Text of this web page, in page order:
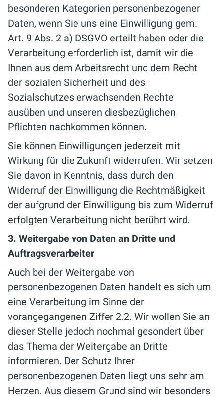
besonderen Kategorien personenbezogener
Daten, wenn Sie uns eine Einwilligung gem.
Art. 9 Abs. 2 a) DSGVO erteilt haben oder die
Verarbeitung erforderlich ist, damit wir die
Ihnen aus dem Arbeitsrecht und dem Recht
der sozialen Sicherheit und des
Sozialschutzes erwachsenden Rechte
ausüben und unseren diesbezüglichen
Pflichten nachkommen können.
Sie können Einwilligungen jederzeit mit
Wirkung für die Zukunft widerrufen. Wir setzen
Sie davon in Kenntnis, dass durch den
Widerruf der Einwilligung die Rechtmäßigkeit
der aufgrund der Einwilligung bis zum Widerruf
erfolgten Verarbeitung nicht berührt wird.
3. Weitergabe von Daten an Dritte und
Auftragsverarbeiter
Auch bei der Weitergabe von
personenbezogenen Daten handelt es sich um
eine Verarbeitung im Sinne der
vorangegangenen Ziffer 2.2. Wir wollen Sie an
dieser Stelle jedoch nochmal gesondert über
das Thema der Weitergabe an Dritte
informieren. Der Schutz Ihrer
personenbezogenen Daten liegt uns sehr am
Herzen. Aus diesem Grund sind wir besonders